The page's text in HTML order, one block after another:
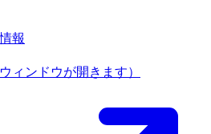
報
ウィンドウが開きます）